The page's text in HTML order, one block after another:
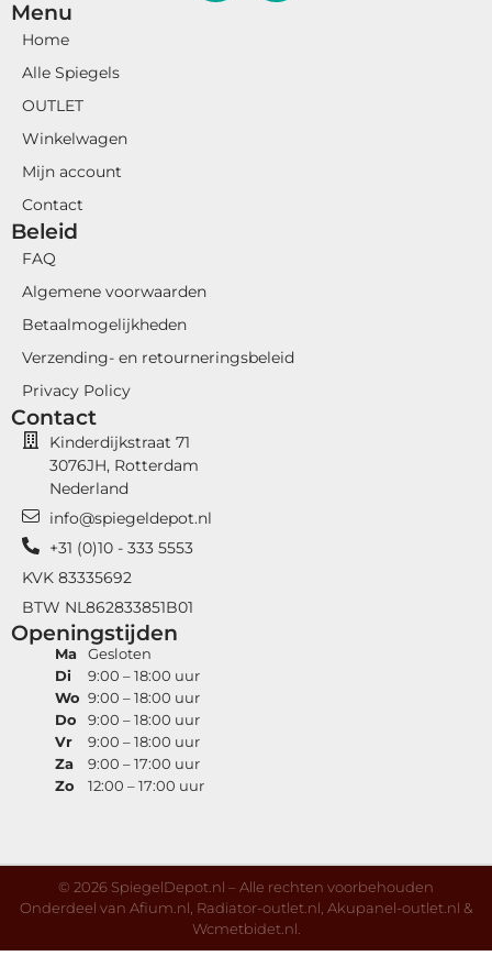
Menu
Home
Alle Spiegels
OUTLET
Winkelwagen
Mijn account
Contact
Beleid
FAQ
Algemene voorwaarden
Betaalmogelijkheden
Verzending- en retourneringsbeleid
Privacy Policy
Contact
Kinderdijkstraat 71
3076JH, Rotterdam
Nederland
info@spiegeldepot.nl
+31 (0)10 - 333 5553
KVK 83335692
BTW NL862833851B01
Openingstijden
Ma
Di
Wo
Do
Vr
Za
Zo
Gesloten
9:00 – 18:00 uur
9:00 – 18:00 uur
9:00 – 18:00 uur
9:00 – 18:00 uur
9:00 – 17:00 uur
12:00 – 17:00 uur
© 2026 SpiegelDepot.nl – Alle rechten voorbehouden
Onderdeel van Afium.nl, Radiator-outlet.nl, Akupanel-outlet.nl &
Wcmetbidet.nl.